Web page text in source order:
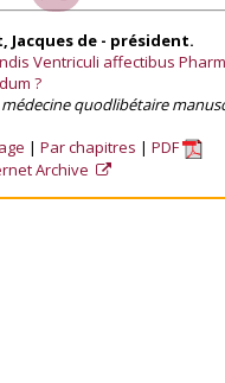
Jacques de - président.
Ventriculi affectibus
?
médecine quodlibétaire
Par chapitres
PDF
Archive